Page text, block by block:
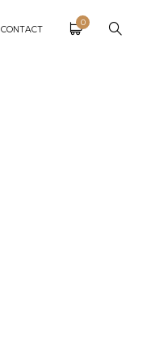
CONTACT
0